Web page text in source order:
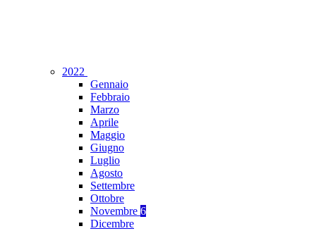
2022
Gennaio
Febbraio
Marzo
Aprile
Maggio
Giugno
Luglio
Agosto
Settembre
Ottobre
Novembre 6
Dicembre